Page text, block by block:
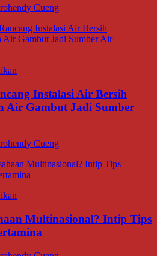
Cueng
Instalasi Air Bersih
Air Gambut Jadi Sumber
Cueng
Multinasional? Intip Tips